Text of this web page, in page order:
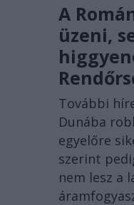
A
üzeni,
További
Dunába
egyelőre
szerint
nem lesz a